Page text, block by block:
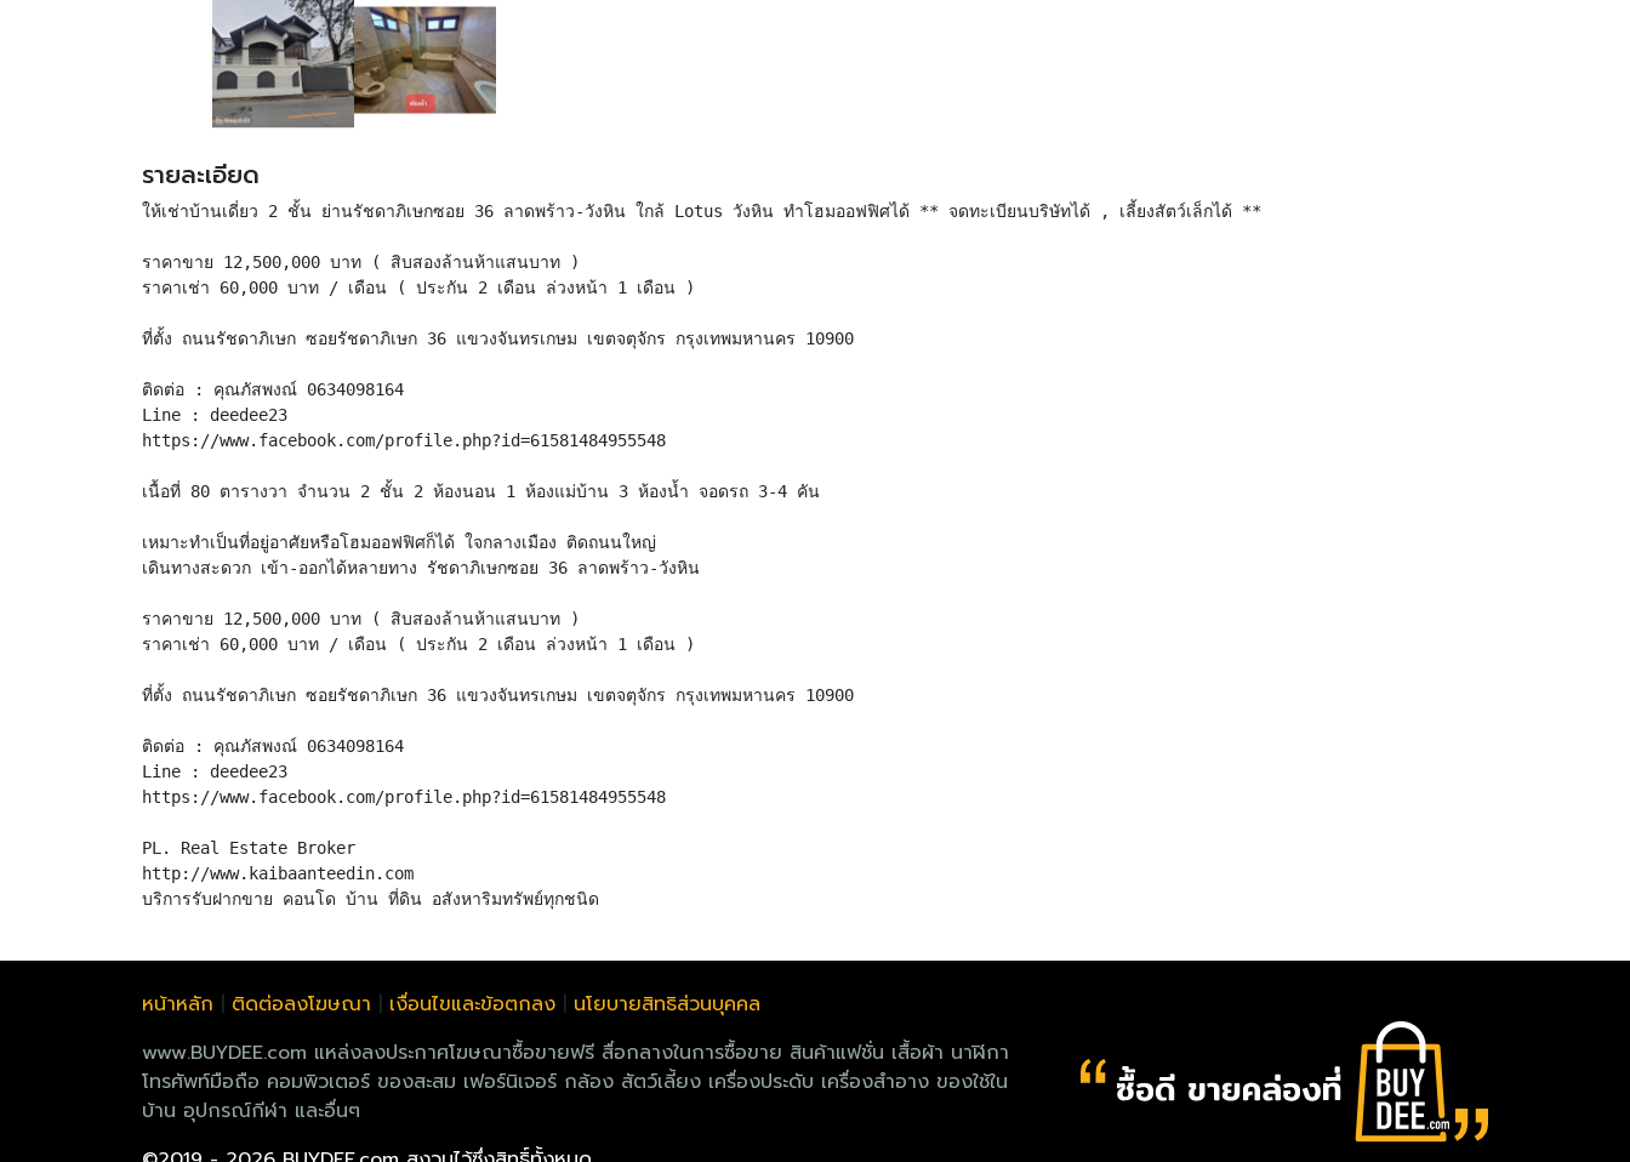
รายละเอียด
ให้เช่าบ้านเดี่ยว 2 ชั้น ย่านรัชดาภิเษกซอย 36 ลาดพร้าว-วังหิน ใกล้ Lotus วังหิน ทำโฮมออฟฟิศได้ ** จดทะเบียนบริษัทได้ , เลี้ยงสัตว์เล็กได้ **
ราคาขาย 12,500,000 บาท ( สิบสองล้านห้าแสนบาท )
ราคาเช่า 60,000 บาท / เดือน ( ประกัน 2 เดือน ล่วงหน้า 1 เดือน )
ที่ตั้ง ถนนรัชดาภิเษก ซอยรัชดาภิเษก 36 แขวงจันทรเกษม เขตจตุจักร กรุงเทพมหานคร 10900
ติดต่อ : คุณภัสพงณ์ 0634098164
Line : deedee23
https://www.facebook.com/profile.php?id=61581484955548
เนื้อที่ 80 ตารางวา จำนวน 2 ชั้น 2 ห้องนอน 1 ห้องแม่บ้าน 3 ห้องน้ำ จอดรถ 3-4 คัน
เหมาะทำเป็นที่อยู่อาศัยหรือโฮมออฟฟิศก็ได้ ใจกลางเมือง ติดถนนใหญ่
เดินทางสะดวก เข้า-ออกได้หลายทาง รัชดาภิเษกซอย 36 ลาดพร้าว-วังหิน
ราคาขาย 12,500,000 บาท ( สิบสองล้านห้าแสนบาท )
ราคาเช่า 60,000 บาท / เดือน ( ประกัน 2 เดือน ล่วงหน้า 1 เดือน )
ที่ตั้ง ถนนรัชดาภิเษก ซอยรัชดาภิเษก 36 แขวงจันทรเกษม เขตจตุจักร กรุงเทพมหานคร 10900
ติดต่อ : คุณภัสพงณ์ 0634098164
Line : deedee23
https://www.facebook.com/profile.php?id=61581484955548
PL. Real Estate Broker
http://www.kaibaanteedin.com
หน้าหลัก ติดต่อลงโฆษณา เงื่อนไขและข้อตกลง
นโยบายสิทธิส่วนบุคคล
www.BUYDEE.com แหล่งลงประกาศโฆษณาซื้อขายฟรี สื่อกลางในการซื้อขาย สินค้าแฟชั่น เสื้อผ้า นาฬิกา
โทรศัพท์มือถือ คอมพิวเตอร์ ของสะสม เฟอร์นิเจอร์ กล้อง สัตว์เลี้ยง เครื่องประดับ เครื่องสำอาง ของใช้ใน
บ้าน อุปกรณ์กีฬา และอื่นๆ